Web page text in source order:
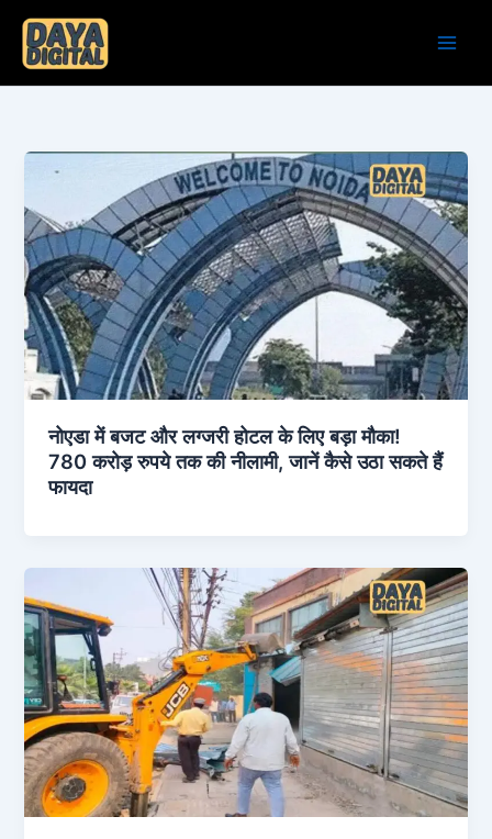
content
नोएडा में बजट और लग्जरी होटल के लिए बड़ा मौका!
780 करोड़ रुपये तक की नीलामी, जानें कैसे उठा सकते हैं
फायदा